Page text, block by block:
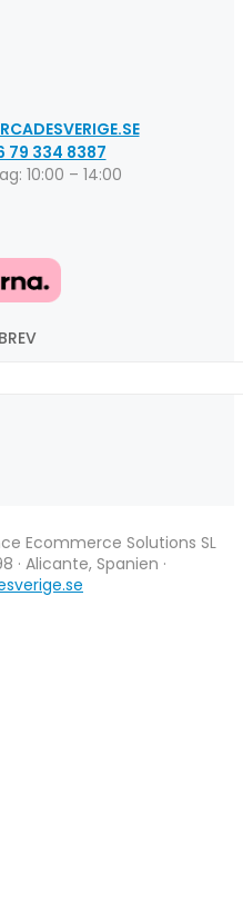
79 334 8387
10:00 – 14:00
Ecommerce Solutions SL
· Alicante, Spanien ·